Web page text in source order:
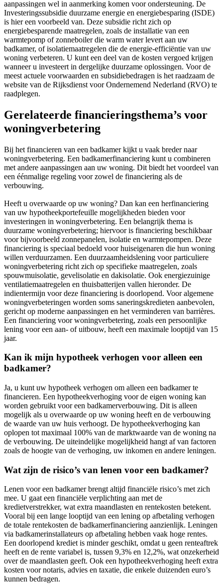
aanpassingen wel in aanmerking komen voor ondersteuning. De
Investeringssubsidie duurzame energie en energiebesparing (ISDE)
is hier een voorbeeld van. Deze subsidie richt zich op
energiebesparende maatregelen, zoals de installatie van een
warmtepomp of zonneboiler die warm water levert aan uw
badkamer, of isolatiemaatregelen die de energie-efficiëntie van uw
woning verbeteren. U kunt een deel van de kosten vergoed krijgen
wanneer u investeert in dergelijke duurzame oplossingen. Voor de
meest actuele voorwaarden en subsidiebedragen is het raadzaam de
website van de Rijksdienst voor Ondernemend Nederland (RVO) te
raadplegen.
Gerelateerde financieringsthema’s voor
woningverbetering
Bij het financieren van een badkamer kijkt u vaak breder naar
woningverbetering. Een badkamerfinanciering kunt u combineren
met andere aanpassingen aan uw woning. Dit biedt het voordeel van
een éénmalige regeling voor zowel de financiering als de
verbouwing.
Heeft u overwaarde op uw woning? Dan kan een herfinanciering
van uw hypotheekportefeuille mogelijkheden bieden voor
investeringen in woningverbetering. Een belangrijk thema is
duurzame woningverbetering; hiervoor is financiering beschikbaar
voor bijvoorbeeld zonnepanelen, isolatie en warmtepompen. Deze
financiering is speciaal bedoeld voor huiseigenaren die hun woning
willen verduurzamen. Een duurzaamheidslening voor particuliere
woningverbetering richt zich op specifieke maatregelen, zoals
spouwmuisolatie, gevelisolatie en dakisolatie. Ook energiezuinige
ventilatiemaatregelen en thuisbatterijen vallen hieronder. De
indientermijn voor deze financiering is doorlopend. Voor algemene
woningverbeteringen worden soms saneringskredieten aanbevolen,
gericht op moderne aanpassingen en het verminderen van barrières.
Een financiering voor woningverbetering, zoals een persoonlijke
lening voor een aan- of uitbouw, heeft een maximale looptijd van 15
jaar.
Kan ik mijn hypotheek verhogen voor alleen een
badkamer?
Ja, u kunt uw hypotheek verhogen om alleen een badkamer te
financieren. Een hypotheekverhoging voor de eigen woning kan
worden gebruikt voor een badkamerverbouwing. Dit is alleen
mogelijk als u overwaarde op uw woning heeft en de verbouwing
de waarde van uw huis verhoogt. De hypotheekverhoging kan
oplopen tot maximaal 100% van de marktwaarde van de woning na
de verbouwing. De uiteindelijke mogelijkheid hangt af van factoren
zoals de hoogte van de verhoging, uw inkomen en andere leningen.
Wat zijn de risico’s van lenen voor een badkamer?
Lenen voor een badkamer brengt altijd financiële risico’s met zich
mee. U gaat een financiële verplichting aan met de
kredietverstrekker, wat extra maandlasten en rentekosten betekent.
Vooral bij een lange looptijd van een lening op afbetaling verhogen
de totale rentekosten de badkamerfinanciering aanzienlijk. Leningen
via badkamerinstallateurs op afbetaling hebben vaak hoge rentes.
Een doorlopend krediet is minder geschikt, omdat u geen renteaftrek
heeft en de rente variabel is, tussen 9,3% en 12,2%, wat onzekerheid
over de maandlasten geeft. Ook een hypotheekverhoging heeft extra
kosten voor notaris, advies en taxatie, die enkele duizenden euro’s
kunnen bedragen.